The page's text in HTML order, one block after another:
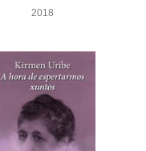
2018